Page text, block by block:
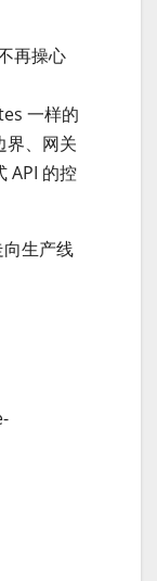
再操心
一样的
界、网关
API 的控
向生产线